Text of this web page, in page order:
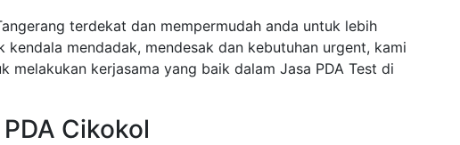
terdekat dan mempermudah anda untuk lebih
mendadak, mendesak dan kebutuhan urgent, kami
melakukan kerjasama yang baik dalam Jasa PDA Test di
Cikokol